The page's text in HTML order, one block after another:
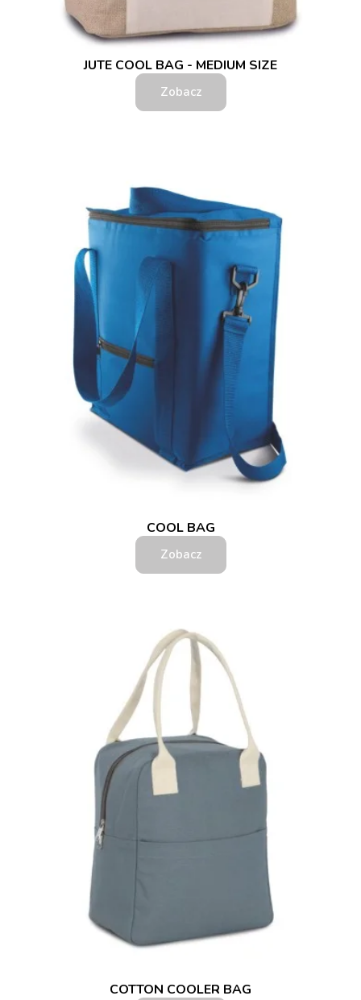
JUTE COOL BAG - MEDIUM SIZE
Zobacz
COOL BAG
Zobacz
COTTON COOLER BAG